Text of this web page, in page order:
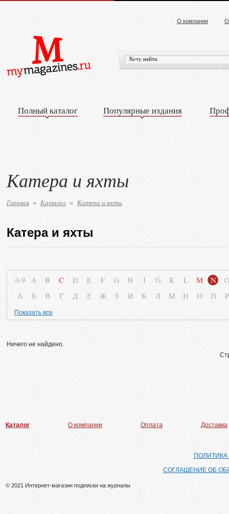
О компании
Полный каталог Популярные издания
Катера и яхты
Главная » Каталог » Катера и яхты
Катера и яхты
0-9 A B C D E F G H I G K L M N
А
Б В Г Д Е Ж З И К Л М Н О П Р
Показать все
Ничего не найдено.
Каталог О компании Оплата Доставка
СОГЛАШЕНИЕ ОБ
© 2021 Интернет-магазин подписки на журналы